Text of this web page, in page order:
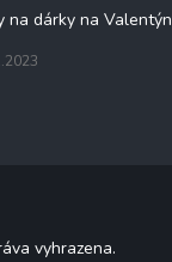
na dárky na
vyhrazena.